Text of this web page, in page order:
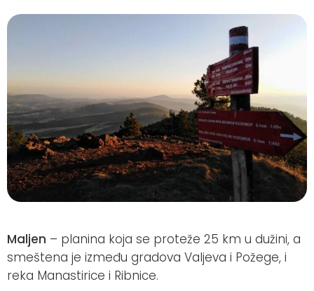
Maljen – planina koja se proteže 25 km u dužini, a
smeštena je između gradova Valjeva i Požege, i
reka Manastirice i Ribnice.